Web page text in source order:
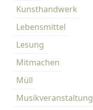
Kunsthandwerk
Lebensmittel
Lesung
Mitmachen
Müll
Musikveranstaltung